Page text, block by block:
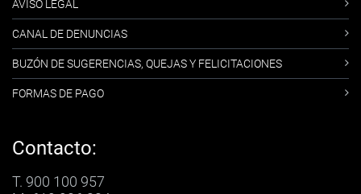
AVISO LEGAL
CANAL DE DENUNCIAS
BUZÓN DE SUGERENCIAS, QUEJAS Y FELICITACIONES
FORMAS DE PAGO
Contacto:
T. 900 100 957